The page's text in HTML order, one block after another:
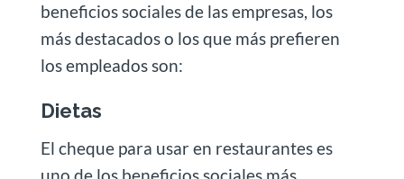
beneficios sociales de las empresas, los
más destacados o los que más prefieren
los empleados son:
Dietas
El cheque para usar en restaurantes es